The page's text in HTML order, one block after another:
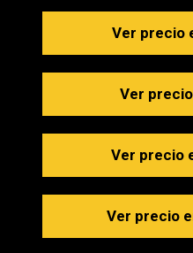
Ver precio
Ver
Ver precio
Ver precio